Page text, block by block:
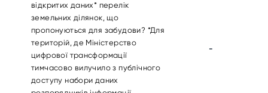
відкритих даних* перелік
земельних ділянок, що
пропонуються для забудови? *Для
територій, де Міністерство
цифрової трансформації
тимчасово вилучило з публічного
доступу набори даних
-